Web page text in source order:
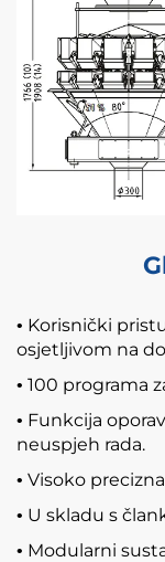
• Korisnički
osjetljivom na
• 100 programa
• Funkcija
neuspjeh rada.
• Visoko
• U skladu s
• Modularni